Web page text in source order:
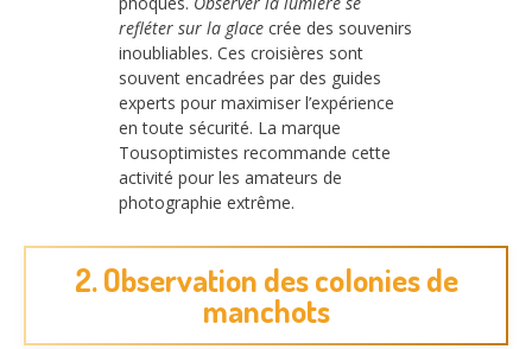
refléter sur la glace crée des souvenirs
inoubliables. Ces croisières sont
souvent encadrées par des guides
experts pour maximiser l’expérience
en toute sécurité. La marque
Tousoptimistes recommande cette
activité pour les amateurs de
photographie extrême.
2. Observation des colonies de
manchots